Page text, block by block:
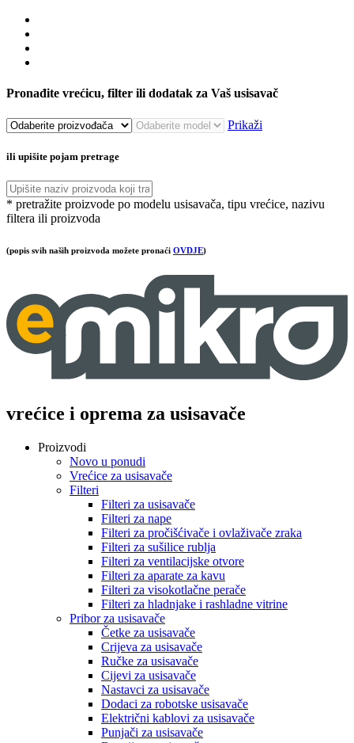
Pronađite vrećicu, filter ili dodatak za Vaš usisavač
Prikaži
ili upišite pojam pretrage
* pretražite proizvode po modelu usisavača, tipu vrećice, nazivu
filtera ili proizvoda
(popis svih naših proizvoda možete pronaći OVDJE)
vrećice i oprema za usisavače
Proizvodi
Novo u ponudi
Vrećice za usisavače
Filteri
Filteri za usisavače
Filteri za nape
Filteri za pročišćivače i ovlaživače zraka
Filteri za sušilice rublja
Filteri za ventilacijske otvore
Filteri za aparate za kavu
Filteri za visokotlačne perače
Filteri za hladnjake i rashladne vitrine
Pribor za usisavače
Četke za usisavače
Crijeva za usisavače
Ručke za usisavače
Cijevi za usisavače
Nastavci za usisavače
Dodaci za robotske usisavače
Električni kablovi za usisavače
Punjači za usisavače